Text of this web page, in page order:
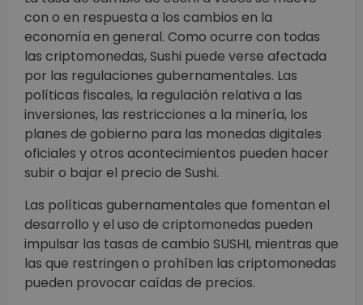
con o en respuesta a los cambios en la
economía en general. Como ocurre con todas
las criptomonedas, Sushi puede verse afectada
por las regulaciones gubernamentales. Las
políticas fiscales, la regulación relativa a las
inversiones, las restricciones a la minería, los
planes de gobierno para las monedas digitales
oficiales y otros acontecimientos pueden hacer
subir o bajar el precio de Sushi.
Las políticas gubernamentales que fomentan el
desarrollo y el uso de criptomonedas pueden
impulsar las tasas de cambio SUSHI, mientras que
las que restringen o prohíben las criptomonedas
pueden provocar caídas de precios.